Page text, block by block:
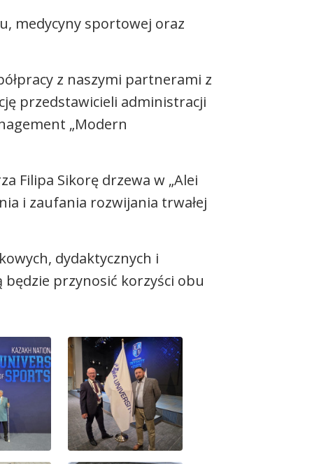
medycyny sportowej oraz
z naszymi partnerami z
przedstawicieli administracji
„Modern
Filipa Sikorę drzewa w „Alei
i zaufania rozwijania trwałej
dydaktycznych i
przynosić korzyści obu